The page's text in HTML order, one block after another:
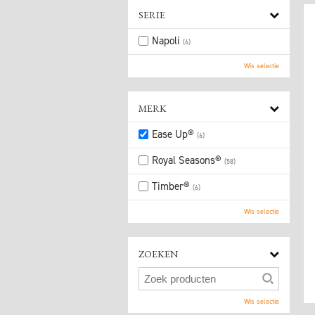
SERIE
Napoli (6)
Wis selectie
MERK
Ease Up® (6)
Royal Seasons® (58)
Timber® (6)
Wis selectie
ZOEKEN
Wis selectie